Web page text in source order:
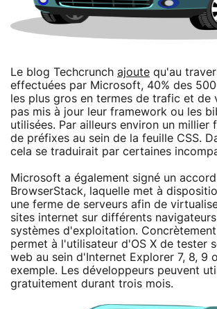
Le blog Techcrunch ajoute qu'au
effectuées par Microsoft, 40% des
les plus gros en termes de trafic et de
pas mis à jour leur framework ou les
utilisées. Par ailleurs environ un millier
de préfixes au sein de la feuille CSS.
cela se traduirait par certaines
Microsoft a également signé un
BrowserStack, laquelle met à
une ferme de serveurs afin de
sites internet sur différents
systèmes d'exploitation.
permet à l'utilisateur d'OS X de tester
web au sein d'Internet Explorer 7, 8, 9
exemple. Les développeurs peuvent
gratuitement durant trois mois.